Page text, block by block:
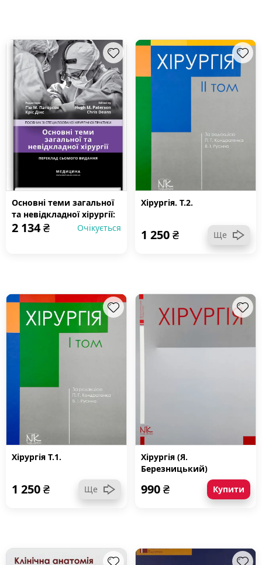
Основні теми загальної
та невідкладної хірургії:
посібник зі
2 134₴ Очікується
Хірургія. Т.2.
1 250₴ Ще
Хірургія Т.1.
1 250₴ Ще
Хірургія (Я.
Березницький)
990₴ Купити